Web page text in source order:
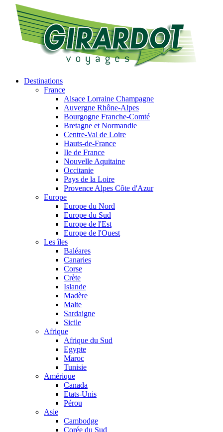
Destinations
France
Alsace Lorraine Champagne
Auvergne Rhône-Alpes
Bourgogne Franche-Comté
Bretagne et Normandie
Centre-Val de Loire
Hauts-de-France
Ile de France
Nouvelle Aquitaine
Occitanie
Pays de la Loire
Provence Alpes Côte d'Azur
Europe
Europe du Nord
Europe du Sud
Europe de l'Est
Europe de l'Ouest
Les îles
Baléares
Canaries
Corse
Crète
Islande
Madère
Malte
Sardaigne
Sicile
Afrique
Afrique du Sud
Egypte
Maroc
Tunisie
Amérique
Canada
Etats-Unis
Pérou
Asie
Cambodge
Corée du Sud